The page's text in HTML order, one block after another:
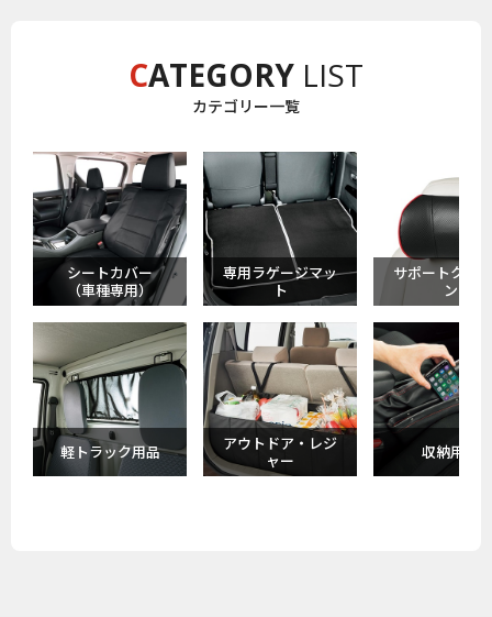
CATEGORY LIST
カテゴリー一覧
シートカバー
（車種専用）
専用ラゲージマッ
ト
サポートクッ
ン
軽トラック用品
アウトドア・レジ
ャー
収納用品